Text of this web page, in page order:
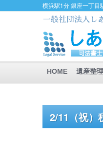
横浜駅1分 銀座一丁
HOME 遺産整
2/11（祝）